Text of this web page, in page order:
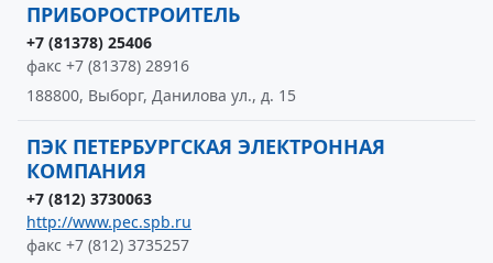
ПРИБОРОСТРОИТЕЛЬ
+7 (81378) 25406
факс +7 (81378) 28916
188800, Выборг, Данилова ул., д. 15
ПЭК ПЕТЕРБУРГСКАЯ ЭЛЕКТРОННАЯ
КОМПАНИЯ
+7 (812) 3730063
http://www.pec.spb.ru
факс +7 (812) 3735257